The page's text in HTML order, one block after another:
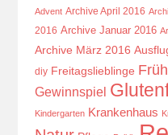
Advent Archive April 2016
2016 Archive Januar 2016
Archive März 2016
diy Freitagslieblinge
Gewinnspiel
Kindergarten Krankenhaus